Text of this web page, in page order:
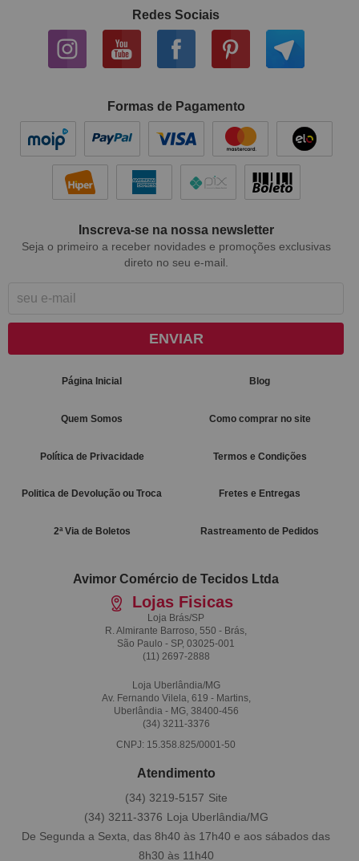
Redes Sociais
Formas de Pagamento
Inscreva-se na nossa newsletter
Seja o primeiro a receber novidades e promoções exclusivas
direto no seu e-mail.
ENVIAR
Página Inicial Blog
Quem Somos Como comprar no site
Política de Privacidade Termos e Condições
Politica de Devolução ou Troca Fretes e Entregas
2ª Via de Boletos Rastreamento de Pedidos
Avimor Comércio de Tecidos Ltda
Lojas Fisicas
Loja Brás/SP
R. Almirante Barroso, 550 - Brás,
São Paulo - SP, 03025-001
(11) 2697-2888
Loja Uberlândia/MG
Av. Fernando Vilela, 619 - Martins,
Uberlândia - MG, 38400-456
(34) 3211-3376
CNPJ: 15.358.825/0001-50
Atendimento
(34) 3211-3376
(34) 3219-5157
De Segunda a Sexta, das 8h40 às 17h40 e aos sábados das
8h30 às 11h40